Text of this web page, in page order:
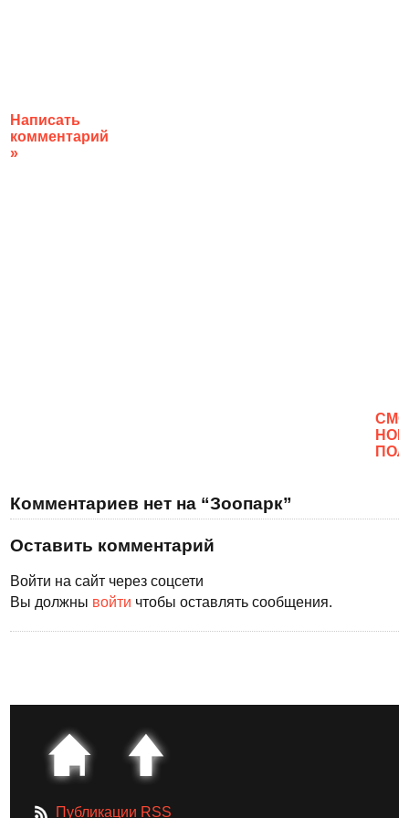
Написать
комментарий
»
Комментариев нет на “Зоопарк”
Оставить комментарий
Войти на сайт через соцсети
Вы должны войти чтобы оставлять сообщения.
Публикации RSS